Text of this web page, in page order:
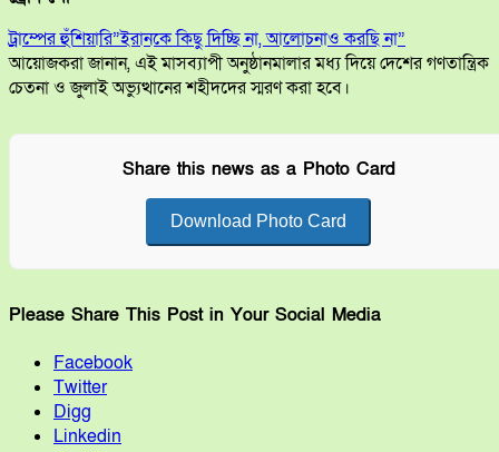
ট্রাম্পের হুঁশিয়ারি”ইরানকে কিছু দিচ্ছি না, আলোচনাও করছি না”
আয়োজকরা জানান, এই মাসব্যাপী অনুষ্ঠানমালার মধ্য দিয়ে দেশের গণতান্ত্রিক
চেতনা ও জুলাই অভ্যুত্থানের শহীদদের স্মরণ করা হবে।
Share this news as a Photo Card
Download Photo Card
Please Share This Post in Your Social Media
Facebook
Twitter
Digg
Linkedin